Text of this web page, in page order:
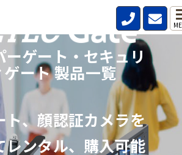
ーゲート・セキュリ
ゲート 製品一覧
ト、顔認証カメラを
レンタル、購入可能